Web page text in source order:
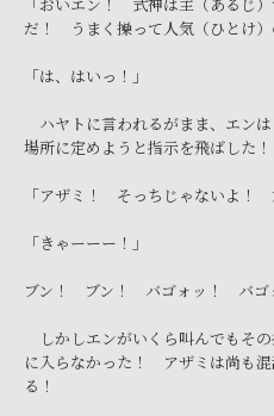
だ！ うまく操って人気（ひとけ）
「は、はいっ！」
ハヤトに言われるがまま、エン
場所に定めようと指示を飛ばした！
「アザミ！ そっちじゃないよ！
「きゃーーー！」
ブン！ ブン！ バゴォッ！ バゴ
しかしエンがいくら叫んでもそ
に入らなかった！ アザミは尚も
る！